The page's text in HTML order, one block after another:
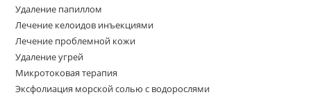
Удаление папиллом
Лечение келоидов инъекциями
Лечение проблемной кожи
Удаление угрей
Микротоковая терапия
Эксфолиация морской солью с водорослями